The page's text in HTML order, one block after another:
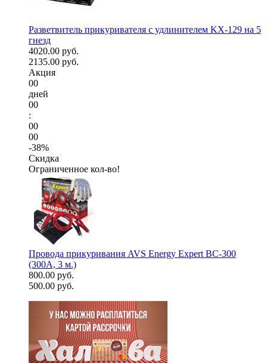
Разветвитель прикуривателя с удлинителем KX-129 на 5
гнезд
4020.00 руб.
2135.00 руб.
Акция
00
дней
00
:
00
00
-38%
Скидка
Ограниченное кол-во!
Провода прикуривания AVS Energy Expert BC-300
(300А, 3 м.)
800.00 руб.
500.00 руб.